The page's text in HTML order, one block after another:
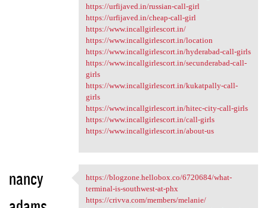
https://urfijaved.in/russian-call-girl
https://urfijaved.in/cheap-call-girl
https://www.incallgirlescort.in/
https://www.incallgirlescort.in/location
https://www.incallgirlescort.in/hyderabad-call-girls
https://www.incallgirlescort.in/secunderabad-call-
girls
https://www.incallgirlescort.in/kukatpally-call-
girls
https://www.incallgirlescort.in/hitec-city-call-girls
https://www.incallgirlescort.in/call-girls
https://www.incallgirlescort.in/about-us
nancy
https://blogzone.hellobox.co
https://blogzone.hellobox.co/6720684/what-
terminal-is-southwest-at-phx
https://crivva.com/members/melanie/